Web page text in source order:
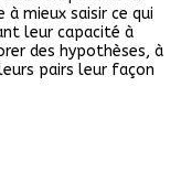
mieux saisir ce qui
leur capacité à
des hypothèses, à
pairs leur façon